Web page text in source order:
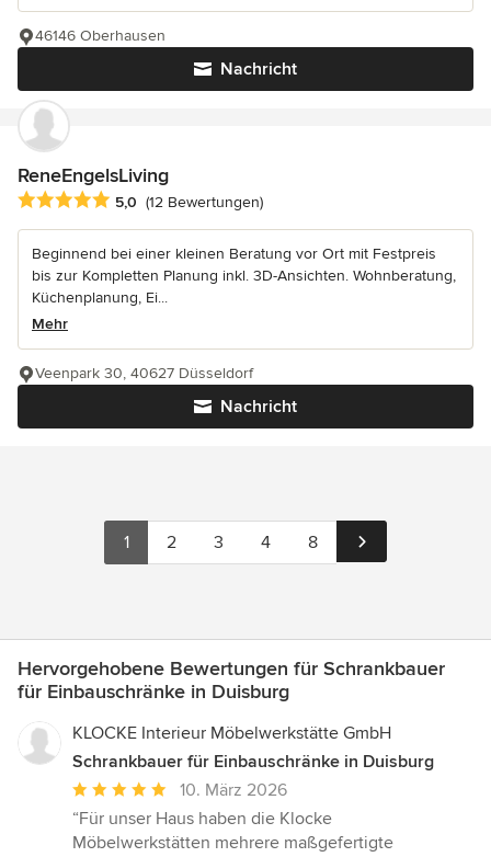
Nachricht
46146 Oberhausen
ReneEngelsLiving
Durchschnittliche Bewertung: 5 von 5 Sternen
5,0 (12 Bewertungen)
Beginnend bei einer kleinen Beratung vor Ort mit Festpreis
bis zur Kompletten Planung inkl. 3D-Ansichten. Wohnberatung,
Küchenplanung, Ei...
Mehr
Nachricht
Veenpark 30, 40627 Düsseldorf
1 2 3 4 8
Hervorgehobene Bewertungen für Schrankbauer
für Einbauschränke in Duisburg
KLOCKE Interieur Möbelwerkstätte GmbH
Schrankbauer für Einbauschränke in Duisburg
Durchschnittliche
Bewertung:
5
10. März 2026
“Für unser Haus haben die Klocke
Möbelwerkstätten mehrere maßgefertigte